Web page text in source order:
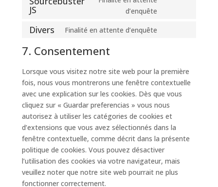
JS
d’enquête
Divers Finalité en attente d’enquête
divers
7. Consentement
Lorsque vous visitez notre site web pour la première
fois, nous vous montrerons une fenêtre contextuelle
avec une explication sur les cookies. Dès que vous
cliquez sur « Guardar preferencias » vous nous
autorisez à utiliser les catégories de cookies et
d’extensions que vous avez sélectionnés dans la
fenêtre contextuelle, comme décrit dans la présente
politique de cookies. Vous pouvez désactiver
l’utilisation des cookies via votre navigateur, mais
veuillez noter que notre site web pourrait ne plus
fonctionner correctement.